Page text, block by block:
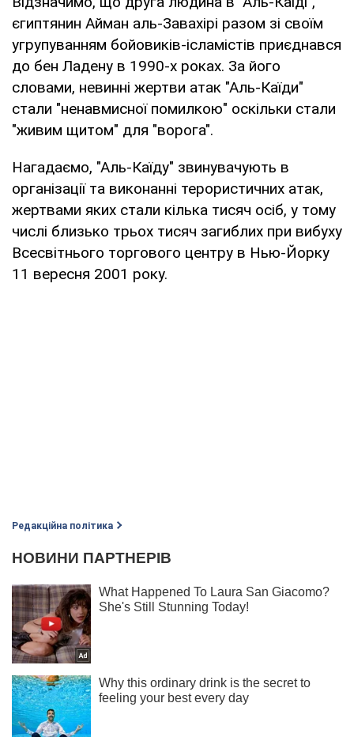
єгиптянин Айман аль-Завахірі разом зі своїм
угрупуванням бойовиків-ісламістів приєднався
до бен Ладену в 1990-х роках. За його
словами, невинні жертви атак "Аль-Каїди"
стали "ненавмисної помилкою" оскільки стали
"живим щитом" для "ворога".
Нагадаємо, "Аль-Каїду" звинувачують в
організації та виконанні терористичних атак,
жертвами яких стали кілька тисяч осіб, у тому
числі близько трьох тисяч загиблих при вибуху
Всесвітнього торгового центру в Нью-Йорку
11 вересня 2001 року.
Редакційна політика